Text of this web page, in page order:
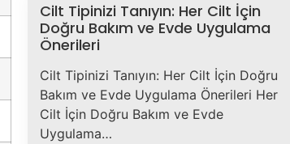
Cilt Tipinizi Tanıyın: Her Cilt İçin
Doğru Bakım ve Evde Uygulama
Önerileri
Cilt Tipinizi Tanıyın: Her Cilt İçin Doğru
Bakım ve Evde Uygulama Önerileri Her
Cilt İçin Doğru Bakım ve Evde
Uygulama…